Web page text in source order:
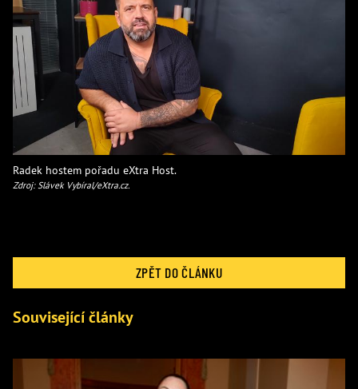
Radek hostem pořadu eXtra Host.
Zdroj: Slávek Vybíral/eXtra.cz.
ZPĚT DO ČLÁNKU
Související články